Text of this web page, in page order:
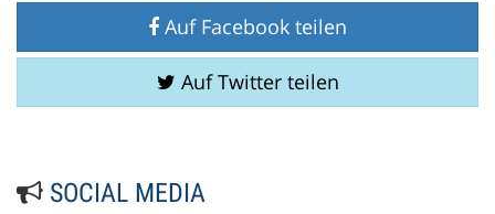
Auf Facebook teilen
Auf Twitter teilen
SOCIAL MEDIA